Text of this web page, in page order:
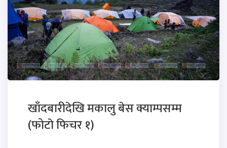
खाँदबारीदेखि मकालु बेस क्याम्पसम्म
(फोटाे फिचर १)